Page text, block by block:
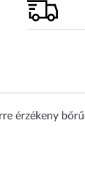
érzékeny